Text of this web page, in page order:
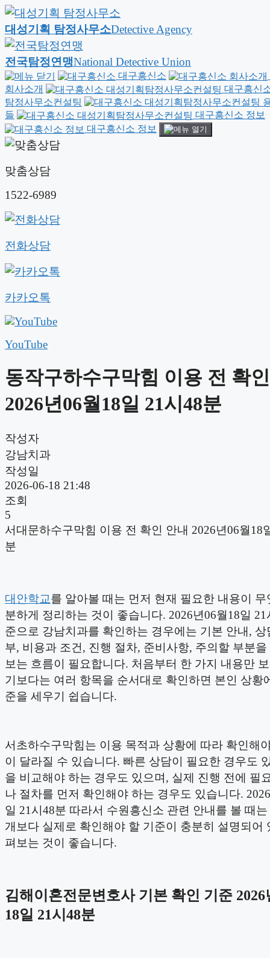
대성기획 탐정사무소Detective Agency
전국탐정연맹National Detective Union
대구흥신소
회사소개
대구흥신
탐정사무소컨설팅
들
대구흥신소 정보
대구흥신소 정보
맞춤상담
1522-6989
전화상담
카카오톡
YouTube
동작구하수구막힘 이용 전 확
2026년06월18일 21시48분
작성자
강남치과
작성일
2026-06-18 21:48
조회
5
서대문하수구막힘 이용 전 확인 안내 2026년06월18
분
대안학교를 알아볼 때는 먼저 현재 필요한 내용이 무
분하게 정리하는 것이 좋습니다. 2026년06월18일 21
준으로 강남치과를 확인하는 경우에는 기본 안내, 상
부, 비용과 조건, 진행 절차, 준비사항, 주의할 부분
보는 흐름이 필요합니다. 처음부터 한 가지 내용만
기보다는 여러 항목을 순서대로 확인하면 본인 상황
준을 세우기 쉽습니다.
서초하수구막힘는 이용 목적과 상황에 따라 확인해
이 달라질 수 있습니다. 빠른 상담이 필요한 경우도
을 비교해야 하는 경우도 있으며, 실제 진행 전에 필
나 절차를 먼저 확인해야 하는 경우도 있습니다.
일 21시48분 따라서 수원흥신소 관련 안내를 볼 때
개보다 실제로 확인해야 할 기준이 충분히 설명되어
펴보는 것이 좋습니다.
김해이혼전문변호사 기본 확인 기준 2026
18일 21시48분